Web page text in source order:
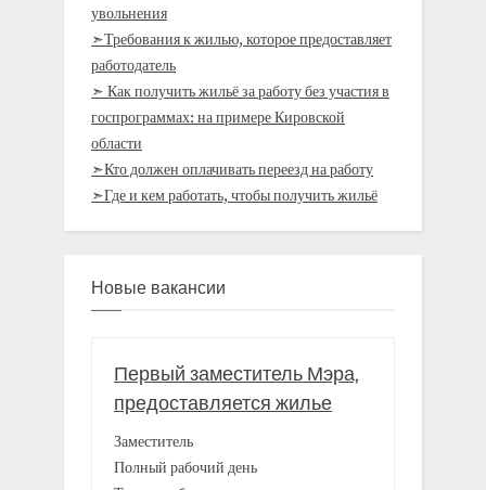
увольнения
➣Требования к жилью, которое предоставляет
работодатель
➣ Как получить жильё за работу без участия в
госпрограммах: на примере Кировской
области
➣Кто должен оплачивать переезд на работу
➣Где и кем работать, чтобы получить жильё
Новые вакансии
Первый заместитель Мэра,
предоставляется жилье
Заместитель
Полный рабочий день